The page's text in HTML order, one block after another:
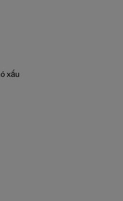
xấu